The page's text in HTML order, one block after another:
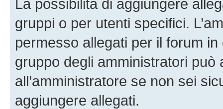
La possibilità di aggiungere
gruppi o per utenti specifici.
permesso allegati per il forum
gruppo degli amministratori può
all’amministratore se non sei
aggiungere allegati.